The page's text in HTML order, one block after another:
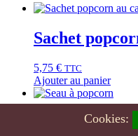
Sachet
5,75 € TTC
Ajouter au panier
Seau àCookies: